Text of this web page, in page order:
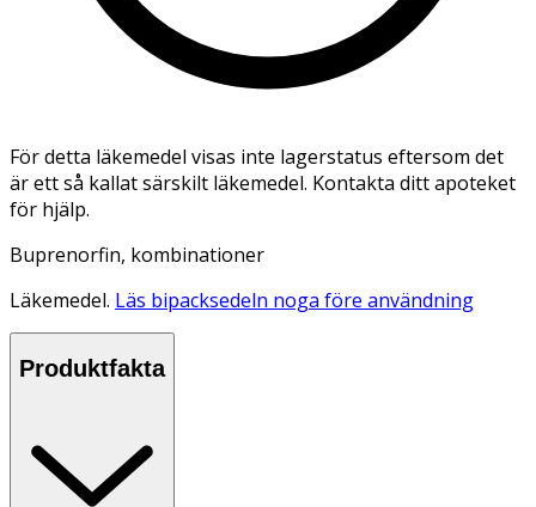
För detta läkemedel visas inte lagerstatus eftersom det
är ett så kallat särskilt läkemedel. Kontakta ditt apoteket
för hjälp.
Buprenorfin, kombinationer
Läkemedel. Läs bipacksedeln noga före användning
Produktfakta